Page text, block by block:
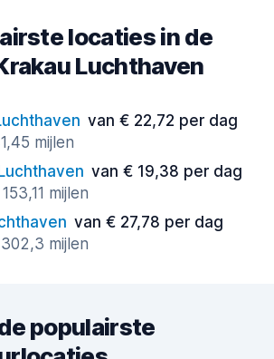
locaties in de
Luchthaven
van € 22,72 per dag
mijlen
van € 19,38 per dag
mijlen
van € 27,78 per dag
mijlen
populairste